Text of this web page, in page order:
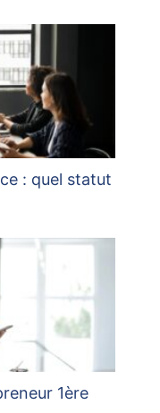
: quel statut
1ère